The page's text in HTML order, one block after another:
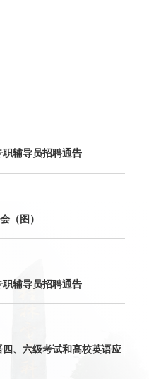
辅导员招聘通告
（图）
辅导员招聘通告
、六级考试和高校英语应